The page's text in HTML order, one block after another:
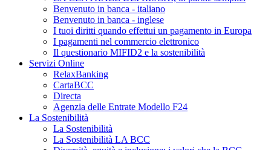
Benvenuto in banca - italiano
Benvenuto in banca - inglese
I tuoi diritti quando effettui un pagamento in Europa
I pagamenti nel commercio elettronico
Il questionario MIFID2 e la sostenibilità
Servizi Online
RelaxBanking
CartaBCC
Directa
Agenzia delle Entrate Modello F24
La Sostenibilità
La Sostenibilità
La Sostenibilità LA BCC